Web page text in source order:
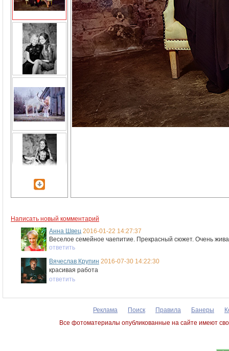
Написать новый комментарий
Анна Швец 2016-01-22 14:27:37
Веселое семейное чаепитие. Прекрасный сюжет. Очень
ответить
Вячеслав Крупин 2016-07-30 14:22:30
красивая работа
ответить
Реклама Поиск Правила Банеры
Все фотоматериалы опубликованные на сайте имеют